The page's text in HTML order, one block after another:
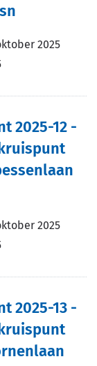
2025
2025-12 -
2025
2025-13 -